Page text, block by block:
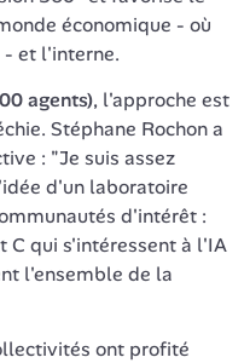
économique - où
- et l'interne.
agents), l'approche est
Stéphane Rochon a
: "Je suis assez
d'un laboratoire
d'intérêt :
C qui s'intéressent à l'IA
l'ensemble de la
ont profité